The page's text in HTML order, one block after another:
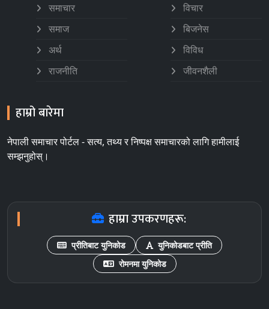
समाचार
समाज
अर्थ
राजनीति
विचार
बिजनेस
विविध
जीवनशैली
हाम्रो बारेमा
नेपाली समाचार पोर्टल - सत्य, तथ्य र निष्पक्ष समाचारको लागि हामीलाई
सम्झनुहोस्।
हाम्रा उपकरणहरू:
प्रीतिबाट युनिकोड
युनिकोडबाट प्रीति
रोमनमा युनिकोड